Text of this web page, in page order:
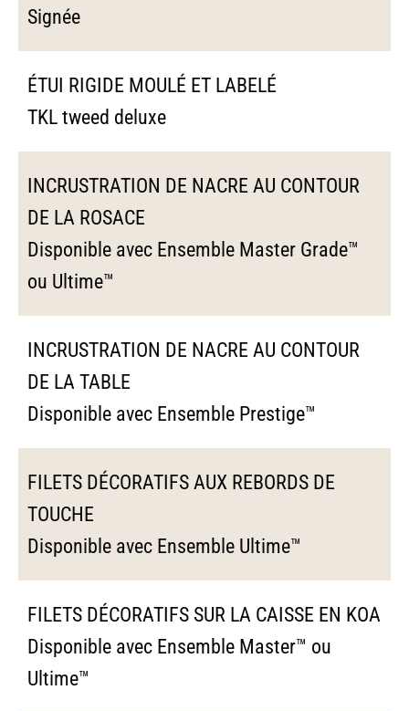
Signée
ÉTUI RIGIDE MOULÉ ET LABELÉ
TKL tweed deluxe
INCRUSTRATION DE NACRE AU CONTOUR
DE LA ROSACE
Disponible avec Ensemble Master Grade™
ou Ultime™
INCRUSTRATION DE NACRE AU CONTOUR
DE LA TABLE
Disponible avec Ensemble Prestige™
FILETS DÉCORATIFS AUX REBORDS DE
TOUCHE
Disponible avec Ensemble Ultime™
FILETS DÉCORATIFS SUR LA CAISSE EN KOA
Disponible avec Ensemble Master™ ou
Ultime™